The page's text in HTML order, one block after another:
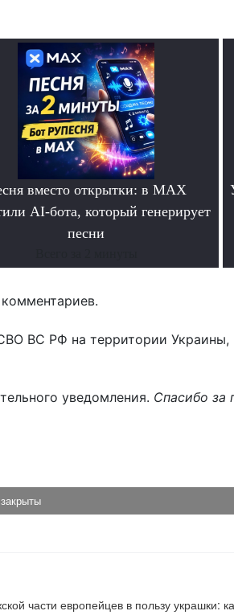
вместо открытки: в MAX
AI-бота, который генерирует
песни
ВС РФ на территории
уведомления. Спасибо за
части европейцев в пользу украшки: